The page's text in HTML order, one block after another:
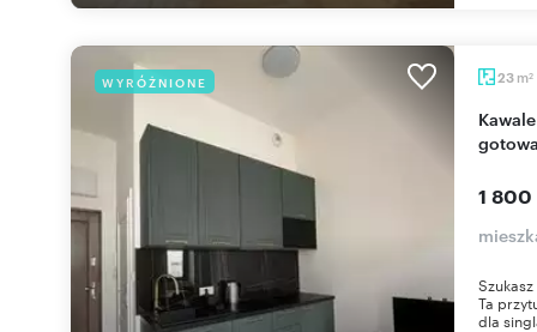
WYRÓŻNIONE 23 m2
Kawalerka w centrum Poznania, umeblowana,
1 800
Ta
dla